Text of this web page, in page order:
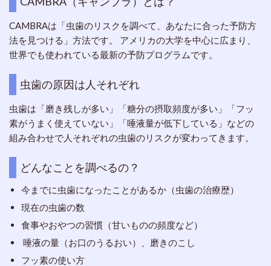
CAMBRAは「虫歯のリスクを調べて、あなたに合った予防方
法を見つける」方法です。 アメリカの大学を中心に広まり、
世界でも使われている最新の予防プログラムです。
虫歯の原因は人それぞれ
虫歯は「磨き残しが多い」「糖分の摂取頻度が多い」「フッ
素がうまく使えていない」「唾液量が低下している」などの
組み合わせで人それぞれの虫歯のリスクが変わってきます。
どんなことを調べるの？
今までに虫歯になったことがあるか（虫歯の治療歴）
現在の虫歯の数
食事やおやつの習慣（甘いものの頻度など）
唾液の量（お口のうるおい）、磨きのこし
フッ素の使い方